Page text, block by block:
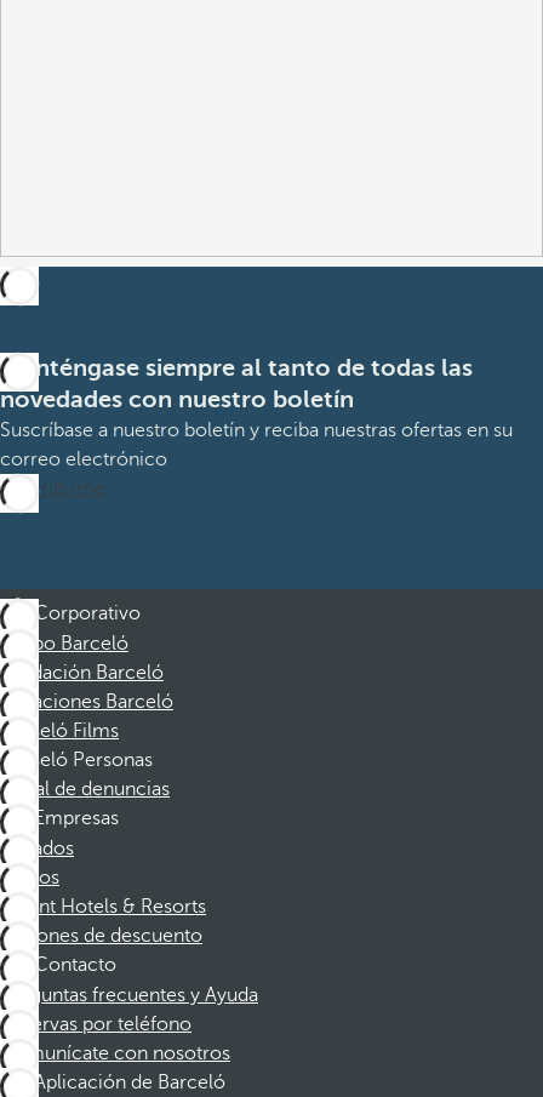
Manténgase siempre al tanto de todas las
novedades con nuestro boletín
Suscríbase a nuestro boletín y reciba nuestras ofertas en su
correo electrónico
Suscribirme
Corporativo
Grupo Barceló
Fundación Barceló
Vacaciones Barceló
Barceló Films
Barceló Personas
Canal de denuncias
Empresas
Afiliados
Socios
Dorint Hotels & Resorts
Cupones de descuento
Contacto
Preguntas frecuentes y Ayuda
Reservas por teléfono
Comunícate con nosotros
Aplicación de Barceló